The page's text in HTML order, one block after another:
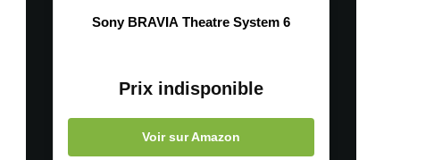
Sony BRAVIA Theatre System 6
Prix indisponible
Voir sur Amazon